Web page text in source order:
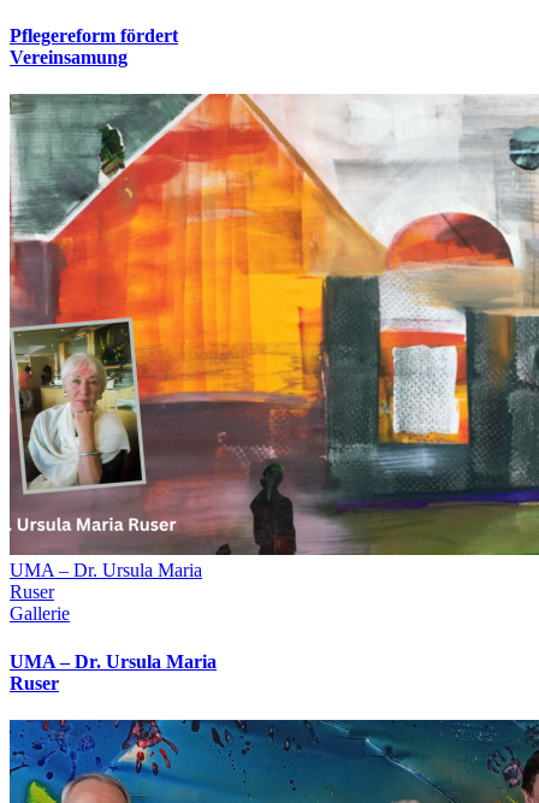
Pflegereform fördert
Vereinsamung
UMA – Dr. Ursula Maria
Ruser
Gallerie
UMA – Dr. Ursula Maria
Ruser